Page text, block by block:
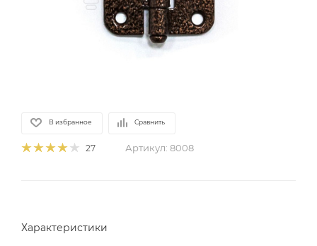
В избранное Сравнить
27 Артикул: 8008
Характеристики